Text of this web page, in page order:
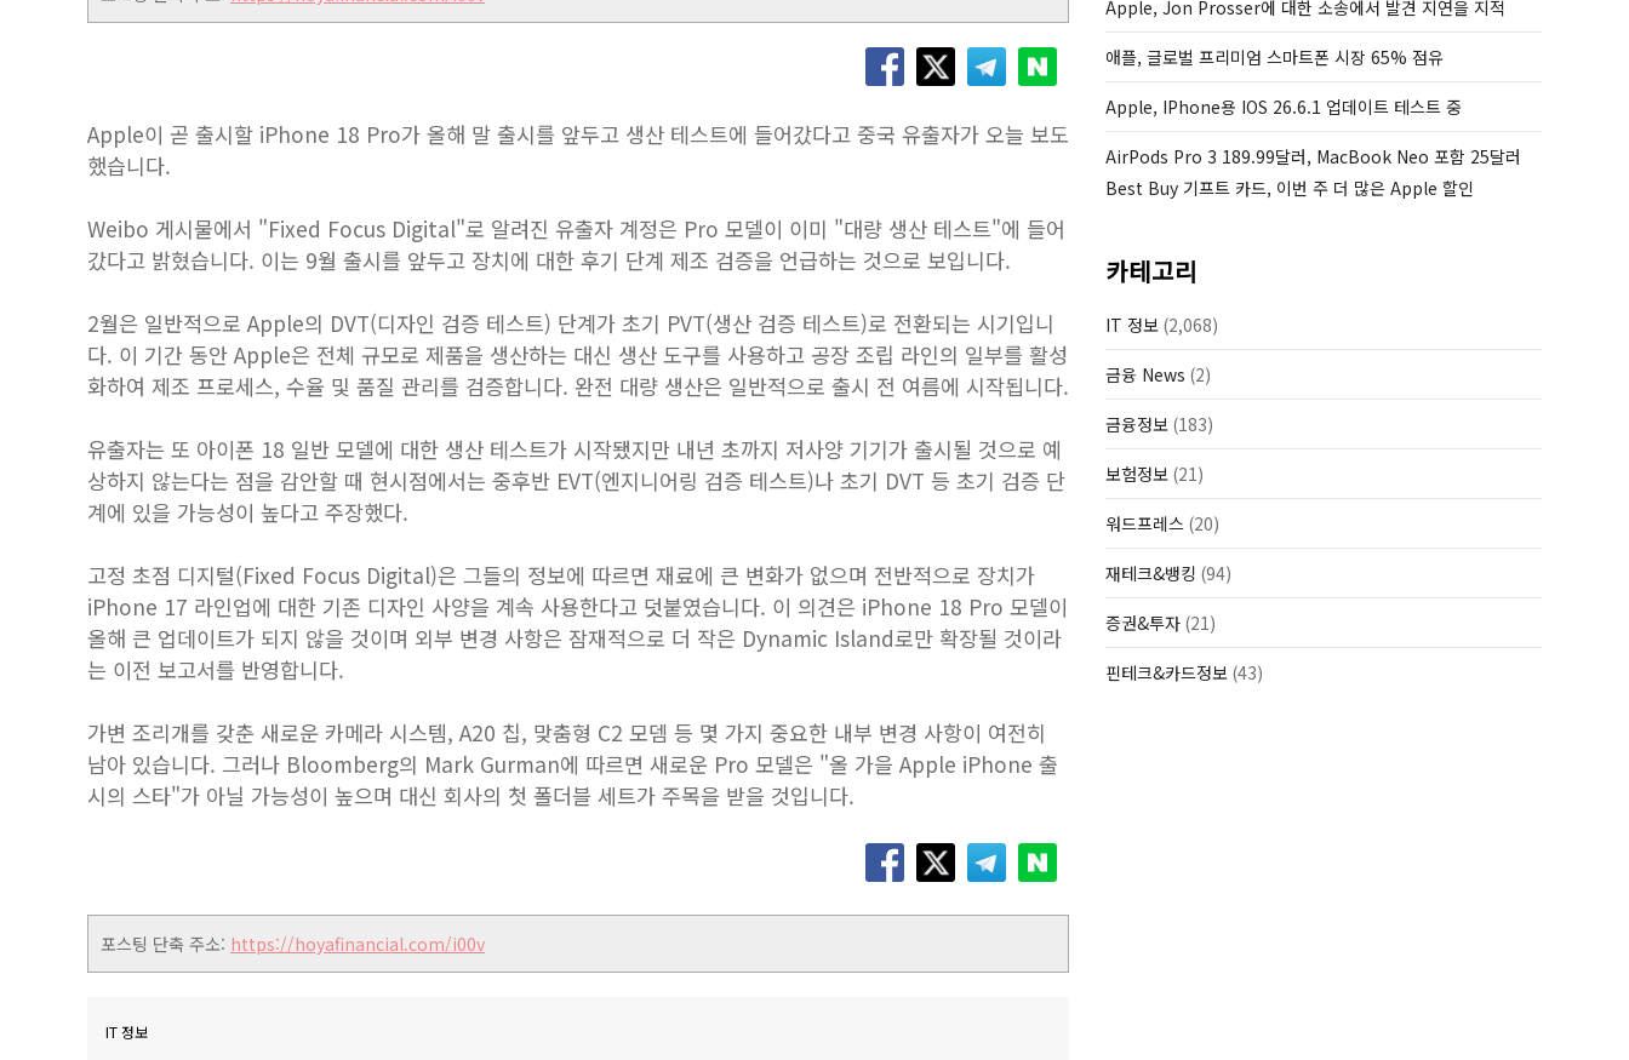
Apple이 곧 출시할 iPhone 18 Pro가 올해 말 출시를 앞두고 생산 테스트에 들어갔다고 중국 유출자가 오늘 보도
했습니다.
Weibo 게시물에서 "Fixed Focus Digital"로 알려진 유출자 계정은 Pro 모델이 이미 "대량 생산 테스트"에 들어
갔다고 밝혔습니다. 이는 9월 출시를 앞두고 장치에 대한 후기 단계 제조 검증을 언급하는 것으로 보입니다.
2월은 일반적으로 Apple의 DVT(디자인 검증 테스트) 단계가 초기 PVT(생산 검증 테스트)로 전환되는 시기입니
다. 이 기간 동안 Apple은 전체 규모로 제품을 생산하는 대신 생산 도구를 사용하고 공장 조립 라인의 일부를 활성
화하여 제조 프로세스, 수율 및 품질 관리를 검증합니다. 완전 대량 생산은 일반적으로 출시 전 여름에 시작됩니다.
유출자는 또 아이폰 18 일반 모델에 대한 생산 테스트가 시작됐지만 내년 초까지 저사양 기기가 출시될 것으로 예
상하지 않는다는 점을 감안할 때 현시점에서는 중후반 EVT(엔지니어링 검증 테스트)나 초기 DVT 등 초기 검증 단
계에 있을 가능성이 높다고 주장했다.
고정 초점 디지털(Fixed Focus Digital)은 그들의 정보에 따르면 재료에 큰 변화가 없으며 전반적으로 장치가
iPhone 17 라인업에 대한 기존 디자인 사양을 계속 사용한다고 덧붙였습니다. 이 의견은 iPhone 18 Pro 모델이
올해 큰 업데이트가 되지 않을 것이며 외부 변경 사항은 잠재적으로 더 작은 Dynamic Island로만 확장될 것이라
는 이전 보고서를 반영합니다.
가변 조리개를 갖춘 새로운 카메라 시스템, A20 칩, 맞춤형 C2 모뎀 등 몇 가지 중요한 내부 변경 사항이 여전히
남아 있습니다. 그러나 Bloomberg의 Mark Gurman에 따르면 새로운 Pro 모델은 "올 가을 Apple iPhone 출
시의 스타"가 아닐 가능성이 높으며 대신 회사의 첫 폴더블 세트가 주목을 받을 것입니다.
포스팅 단축 주소: https://hoyafinancial.com/i00v
IT 정보
Apple, Jon Prosser에 대한 소송에서 발견 지연을 지적
애플, 글로벌 프리미엄 스마트폰 시장 65% 점유
Apple, IPhone용 IOS 26.6.1 업데이트 테스트 중
AirPods Pro 3 189.99달러, MacBook Neo 포함 25달러
Best Buy 기프트 카드, 이번 주 더 많은 Apple 할인
카테고리
IT 정보 (2,068)
금융 News (2)
금융정보 (183)
보험정보 (21)
워드프레스 (20)
재테크&뱅킹 (94)
증권&투자 (21)
핀테크&카드정보 (43)